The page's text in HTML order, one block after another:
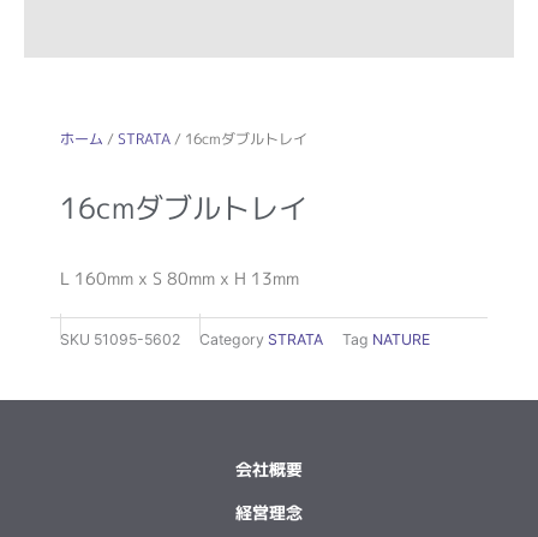
ホーム /STRATA/ 16cmダブルトレイ
16cmダブルトレイ
L 160mm x S 80mm x H 13mm
SKU 51095-5602 Category STRATA Tag NATURE
会社概要
経営理念